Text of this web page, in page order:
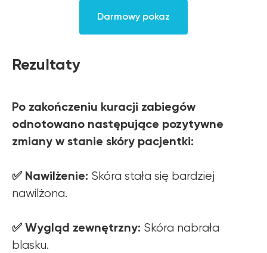
Darmowy pokaz
Rezultaty
Po zakończeniu kuracji zabiegów
odnotowano następujące pozytywne
zmiany w stanie skóry pacjentki:
✅ Nawilżenie: Skóra stała się bardziej
nawilżona.
✅ Wygląd zewnętrzny: Skóra nabrała
blasku.